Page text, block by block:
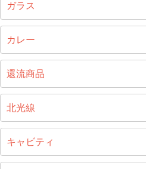
ガラス
カレー
還流商品
北光線
キャビティ